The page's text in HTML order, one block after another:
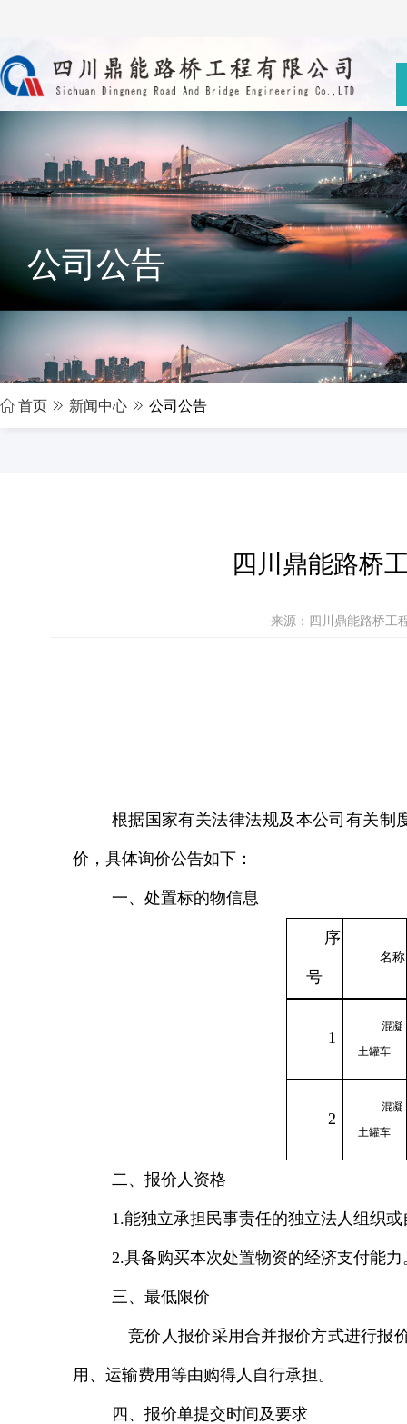
公司公告
 首页  新闻中心  公司公告
四川鼎能路桥
来源：四川鼎能路桥
根据国家有关法律法规及本公司有关制
价，具体询价公告如下：
一、处置标的物信息
序
号
名称
1
混凝
土罐车
2
混凝
土罐车
二、报价人资格
1.能独立承担民事责任的独立法人组织或
2.具备购买本次处置物资的经济支付能力
三、最低限价
竞价人报价采用合并报价方式进行报
用、运输费用等由购得人自行承担。
四、报价单提交时间及要求